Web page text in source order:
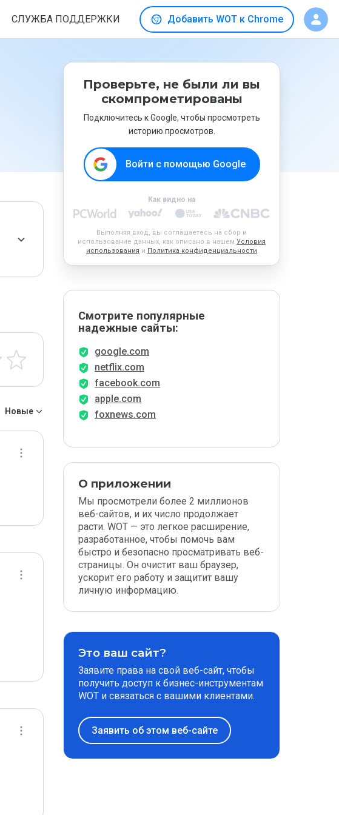
СЛУЖБА ПОДДЕРЖКИ Добавить WOT к Chrome
Новые
Проверьте, не были ли вы
скомпрометированы
Подключитесь к Google, чтобы просмотреть
историю просмотров.
Войти с помощью Google
Как видно на
Выполняя вход, вы соглашаетесь на сбор и
использование данных, как описано в нашем Условия
использования и Политика конфиденциальности
Смотрите популярные
надежные сайты:
google.com
netflix.com
facebook.com
apple.com
foxnews.com
О приложении
Мы просмотрели более 2 миллионов
веб-сайтов, и их число продолжает
расти. WOT — это легкое расширение,
разработанное, чтобы помочь вам
быстро и безопасно просматривать веб-
страницы. Он очистит ваш браузер,
ускорит его работу и защитит вашу
личную информацию.
Это ваш сайт?
Заявите права на свой веб-сайт, чтобы
получить доступ к бизнес-инструментам
WOT и связаться с вашими клиентами.
Заявить об этом веб-сайте